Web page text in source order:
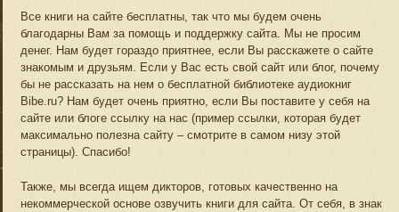
Все книги на сайте бесплатны, так что мы будем очень
благодарны Вам за помощь и поддержку сайта. Мы не просим
денег. Нам будет гораздо приятнее, если Вы расскажете о сайте
знакомым и друзьям. Если у Вас есть свой сайт или блог, почему
бы не рассказать на нем о бесплатной библиотеке аудиокниг
Bibe.ru? Нам будет очень приятно, если Вы поставите у себя на
сайте или блоге ссылку на нас (пример ссылки, которая будет
максимально полезна сайту – смотрите в самом низу этой
страницы). Спасибо!
Также, мы всегда ищем дикторов, готовых качественно на
некоммерческой основе озвучить книги для сайта. От себя, в знак